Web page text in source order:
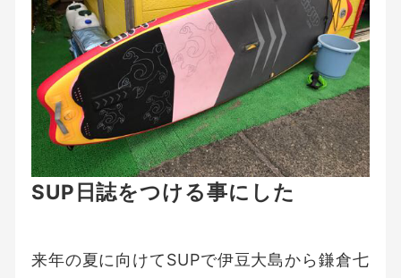
SUP日誌をつける事にした
来年の夏に向けてSUPで伊豆大島から鎌倉七